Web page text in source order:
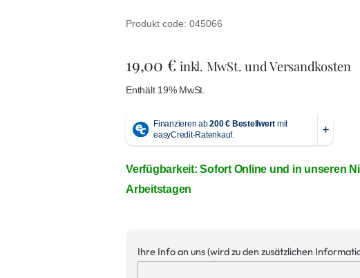
Produkt code: 045066
19,00 € inkl. MwSt. und Versandkosten
Enthält 19% MwSt.
Verfügbarkeit: Sofort Online und in unseren
Arbeitstagen
Ihre Info an uns (wird zu den zusätzlichen